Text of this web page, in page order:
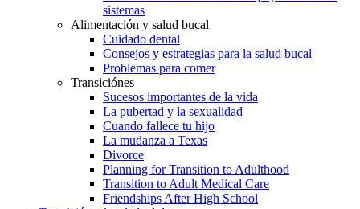
sistemas
Alimentación y salud bucal
Cuidado dental
Consejos y estrategias para la salud bucal
Problemas para comer
Transiciónes
Sucesos importantes de la vida
La pubertad y la sexualidad
Cuando fallece tu hijo
La mudanza a Texas
Divorce
Planning for Transition to Adulthood
Transition to Adult Medical Care
Friendships After High School